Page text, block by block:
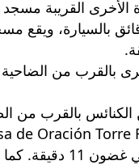
الأخرى القريبة مسجد
يبعد 10 دقائق بالسيارة،
بالقرب من الضاحية 10
الوصول إليها في